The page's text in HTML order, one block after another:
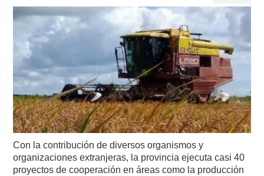
Con la contribución de diversos organismos y
organizaciones extranjeras, la provincia ejecuta casi 40
proyectos de cooperación en áreas como la producción